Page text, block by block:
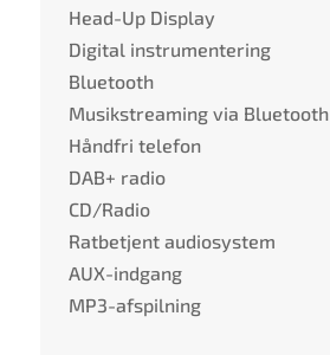
Head-Up Display
Digital instrumentering
Bluetooth
Musikstreaming via Bluetooth
Håndfri telefon
DAB+ radio
CD/Radio
Ratbetjent audiosystem
AUX-indgang
MP3-afspilning